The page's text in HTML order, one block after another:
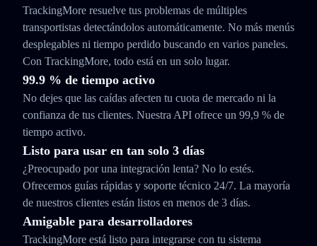
TrackingMore resuelve tus problemas de múltiples
transportistas detectándolos automáticamente. No más menús
desplegables ni tiempo perdido buscando en varios paneles.
Con TrackingMore, todo está en un solo lugar.
99.9 % de tiempo activo
No dejes que las caídas afecten tu cuota de mercado ni la
confianza de tus clientes. Nuestra API ofrece un 99,9 % de
tiempo activo.
Listo para usar en tan solo 3 días
¿Preocupado por una integración lenta? No lo estés.
Ofrecemos guías rápidas y soporte técnico 24/7. La mayoría
de nuestros clientes están listos en menos de 3 días.
Amigable para desarrolladores
TrackingMore está listo para integrarse con tu sistema